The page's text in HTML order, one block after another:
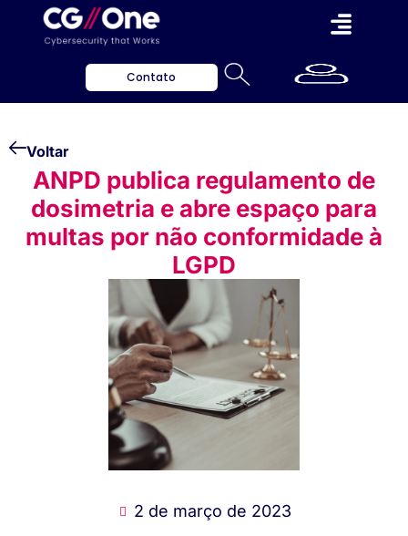
Contato
Voltar
ANPD publica regulamento de
dosimetria e abre espaço para
multas por não conformidade à
LGPD
2 de março de 2023